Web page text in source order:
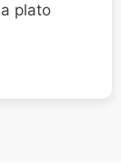
plato